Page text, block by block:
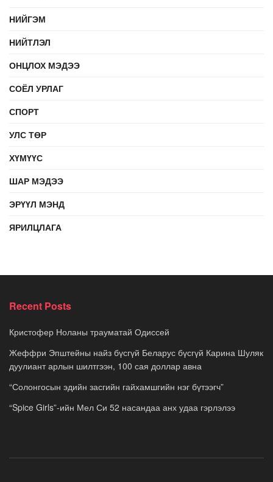
НИЙГЭМ
НИЙТЛЭЛ
ОНЦЛОХ МЭДЭЭ
СОЁЛ УРЛАГ
СПОРТ
УЛС ТӨР
ХҮМҮҮС
ШАР МЭДЭЭ
ЭРҮҮЛ МЭНД
ЯРИЛЦЛАГА
Recent Posts
Кристофер Ноланы трауматай Одиссей
Жеффри Эпштейны найз бүсгүй Беларус бүсгүй Карина Шуляк
дуулиант арлын шилтгээн, 100 сая доллар авна
“Солонгосын эдийн засгийн гайхамшгийн нэг бүтээгч”
“Spice Girls”-ийн Мел Си 52 насандаа анх удаа гэрлэлээ